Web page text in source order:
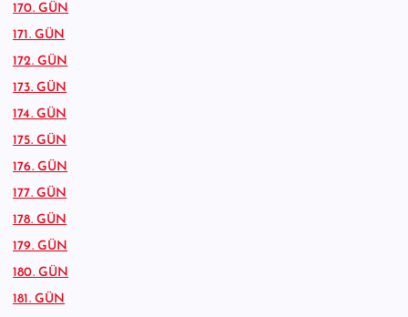
170. GÜN
171. GÜN
172. GÜN
173. GÜN
174. GÜN
175. GÜN
176. GÜN
177. GÜN
178. GÜN
179. GÜN
180. GÜN
181. GÜN